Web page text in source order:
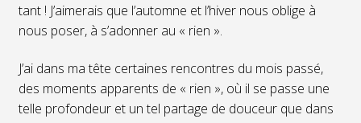
tant ! J’aimerais que l’automne et l’hiver nous oblige à
nous poser, à s’adonner au « rien ».
J’ai dans ma tête certaines rencontres du mois passé,
des moments apparents de « rien », où il se passe une
telle profondeur et un tel partage de douceur que dans